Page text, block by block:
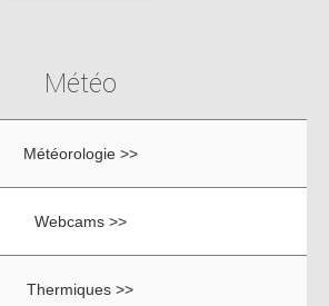
Météo
Météorologie >>
Webcams >>
Thermiques >>